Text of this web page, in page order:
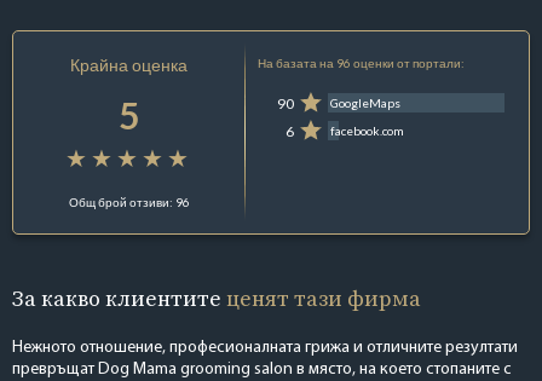
Крайна оценка
5
Общ брой отзиви: 96
На базата на 96 оценки от портали:
90 GoogleMaps
6 facebook.com
За какво клиентите ценят тази фирма
Нежното отношение, професионалната грижа и отличните резултати
превръщат Dog Mama grooming salon в място, на което стопаните с